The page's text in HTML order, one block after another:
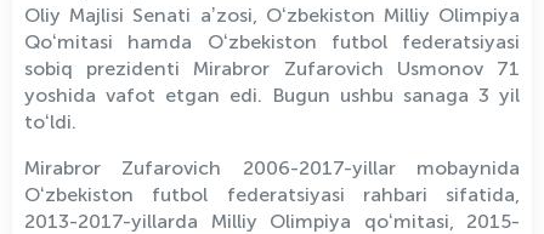
Oliy Majlisi Senati aʼzosi, Oʻzbekiston Milliy Olimpiya
Qoʻmitasi hamda Oʻzbekiston futbol federatsiyasi
sobiq prezidenti Mirabror Zufarovich Usmonov 71
yoshida vafot etgan edi. Bugun ushbu sanaga 3 yil
toʻldi.
Mirabror Zufarovich 2006-2017-yillar mobaynida
Oʻzbekiston futbol federatsiyasi rahbari sifatida,
2013-2017-yillarda Milliy Olimpiya qoʻmitasi, 2015-